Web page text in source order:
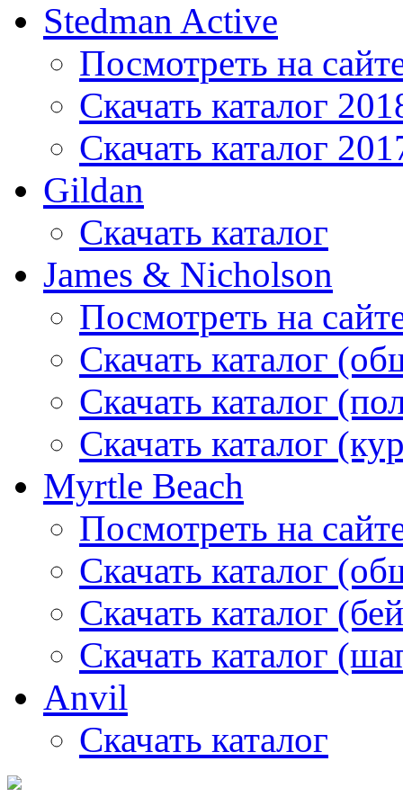
Stedman Active
Посмотреть на
Скачать каталог
Скачать каталог
Gildan
Скачать каталог
James & Nicholson
Посмотреть на
Скачать каталог
Скачать каталог
Скачать каталог
Myrtle Beach
Посмотреть на
Скачать каталог
Скачать каталог
Скачать каталог
Anvil
Скачать каталог